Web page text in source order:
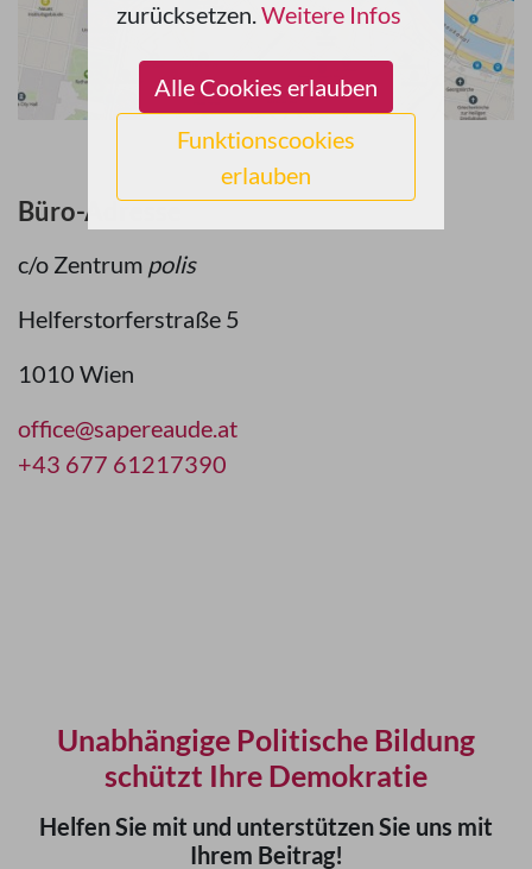
zurücksetzen. Weitere Infos
Alle Cookies erlauben
Funktionscookies
erlauben
Büro-Adresse
c/o Zentrum polis
Helferstorferstraße 5
1010 Wien
office@sapereaude.at
+43 677 61217390
Unabhängige Politische Bildung
schützt Ihre Demokratie
Helfen Sie mit und unterstützen Sie uns mit
Ihrem Beitrag!